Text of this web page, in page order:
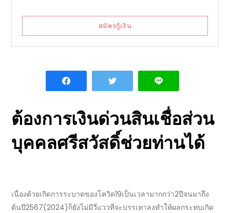
สมัครกู้เงิน
ต้องการเงินด่วนสินเชื่อส่วน
บุคคลศรีสวัสดิ์ช่วยท่านได้
เนื่องด้วยเกิดการระบาดของโควิด19เป็นเวลามากกว่า2ปีจนมาถึง
ต้นปี2567(2024)ก็ยังไม่มีวี่แววที่จะบรรเทาลงทำให้ผลกระทบเกิด